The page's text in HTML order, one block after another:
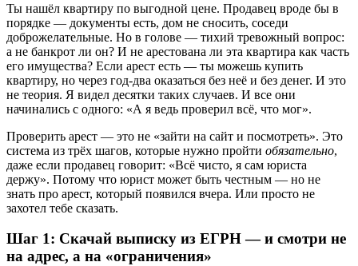
Ты нашёл квартиру по выгодной цене. Продавец вроде бы в
порядке — документы есть, дом не сносить, соседи
доброжелательные. Но в голове — тихий тревожный вопрос:
а не банкрот ли он? И не арестована ли эта квартира как часть
его имущества? Если арест есть — ты можешь купить
квартиру, но через год-два оказаться без неё и без денег. И это
не теория. Я видел десятки таких случаев. И все они
начинались с одного: «А я ведь проверил всё, что мог».
Проверить арест — это не «зайти на сайт и посмотреть». Это
система из трёх шагов, которые нужно пройти обязательно,
даже если продавец говорит: «Всё чисто, я сам юриста
держу». Потому что юрист может быть честным — но не
знать про арест, который появился вчера. Или просто не
захотел тебе сказать.
Шаг 1: Скачай выписку из ЕГРН — и смотри не
на адрес, а на «ограничения»